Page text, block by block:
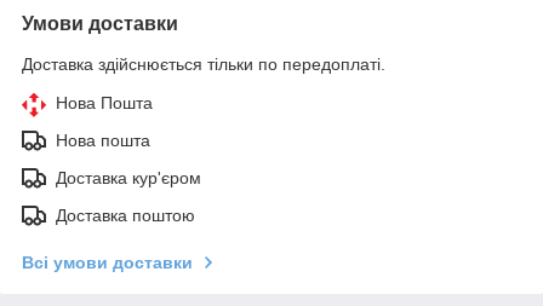
Умови доставки
Доставка здійснюється тільки по передоплаті.
Нова Пошта
Нова пошта
Доставка кур'єром
Доставка поштою
Всі умови доставки